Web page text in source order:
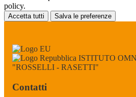
policy.
Accetta tutti Salva le preferenze
ISTITUTO
"ROSSELLI - RASETTI"
Contatti